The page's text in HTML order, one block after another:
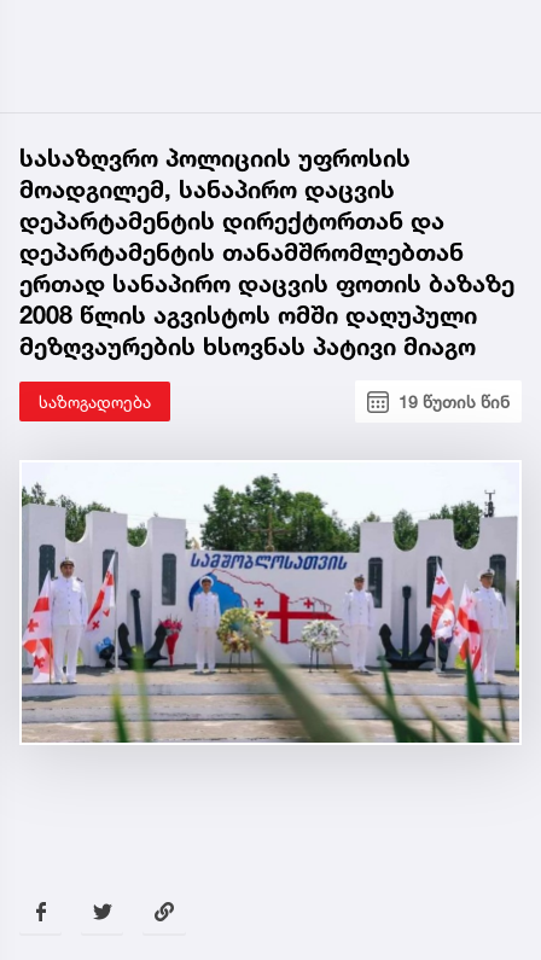
სასაზღვრო პოლიციის უფროსის
მოადგილემ, სანაპირო დაცვის
დეპარტამენტის დირექტორთან და
დეპარტამენტის თანამშრომლებთან
ერთად სანაპირო დაცვის ფოთის ბაზაზე
2008 წლის აგვისტოს ომში დაღუპული
მეზღვაურების ხსოვნას პატივი მიაგო
საზოგადოება 19 წუთის წინ